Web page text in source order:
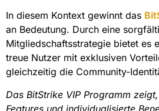
In diesem Kontext gewinnt das
an Bedeutung. Durch eine
Mitgliedschaftsstrategie bietet es
treue Nutzer mit exklusiven
gleichzeitig die Community-
Das BitStrike VIP Programm
Features und individualisierte